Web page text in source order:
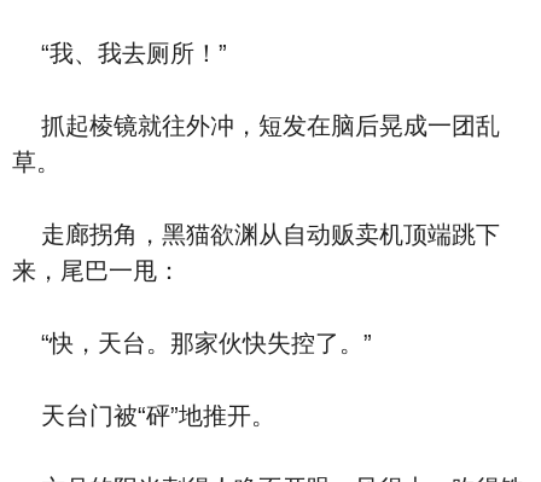
“我、我去厕所！”
抓起棱镜就往外冲，短发在脑后晃成一团乱
草。
走廊拐角，黑猫欲渊从自动贩卖机顶端跳下
来，尾巴一甩：
“快，天台。那家伙快失控了。”
天台门被“砰”地推开。